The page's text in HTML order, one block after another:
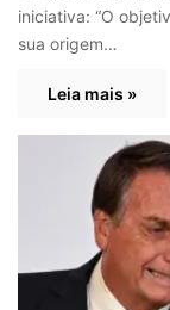
iniciativa: “O
sua origem…
Leia mais »